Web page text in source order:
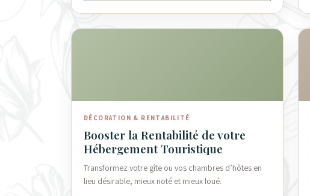
DÉCORATION & RENTABILITÉ
Booster la Rentabilité de votre
Hébergement Touristique
Transformez votre gîte ou vos chambres d’hôtes en
lieu désirable, mieux noté et mieux loué.